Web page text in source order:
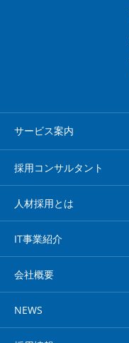
サービス案内
採用コンサルタント
人材採用とは
IT事業紹介
会社概要
NEWS